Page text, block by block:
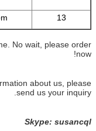
13
No wait, please order
now!
about us, please
send us your inquiry.
Skype: susancql